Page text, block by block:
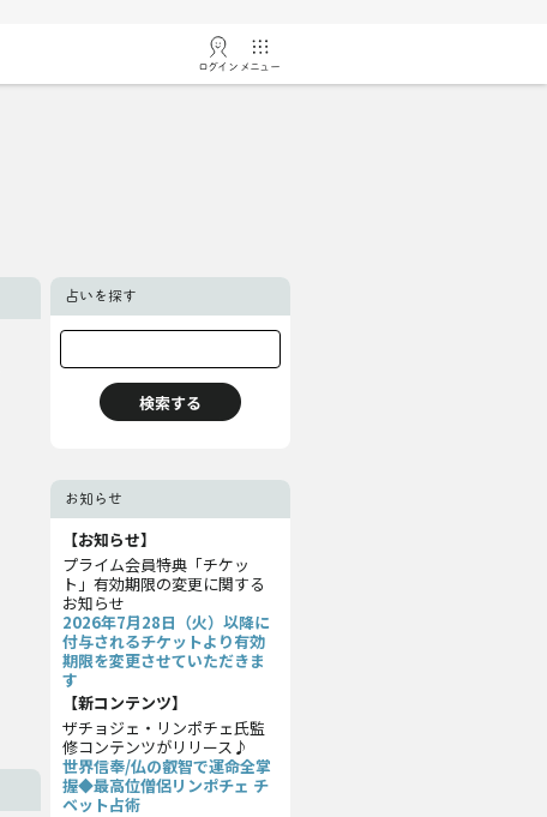
ログイン メニュー
占いを探す
お知らせ
【お知らせ】
プライム会員特典「チケッ
ト」有効期限の変更に関する
お知らせ
2026年7月28日（火）以降に
付与されるチケットより有効
期限を変更させていただきま
す
【新コンテンツ】
ザチョジェ・リンポチェ氏監
修コンテンツがリリース♪
世界信奉/仏の叡智で運命全掌
握◆最高位僧侶リンポチェ チ
ベット占術